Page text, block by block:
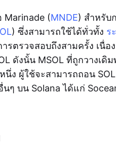
Marinade (MNDE) สำหรับ
) ซึ่งสามารถใช้ได้ทั่วทั้ง ร
รตรวจสอบถึงสามครั้ง เนื่อ
ดังนั้น MSOL ที่ถูกวางเดิ
นึ่ง ผู้ใช้จะสามารถถอน
ๆ บน Solana ได้แก่